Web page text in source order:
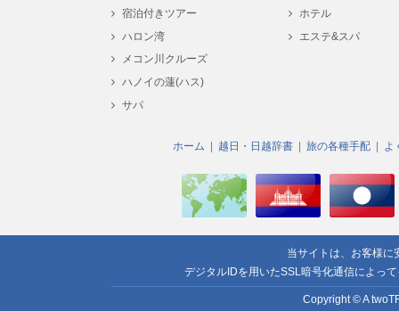
宿泊付きツアー
ハロン湾
メコン川クルーズ
ハノイの蓮(ハス)
サパ
ホテル
エステ&スパ
ホーム 越日・日越辞書 旅の各種手配 よ
当サイトは、お客様に
デジタルIDを用いたSSL暗号化通信によっ
Copyright © A